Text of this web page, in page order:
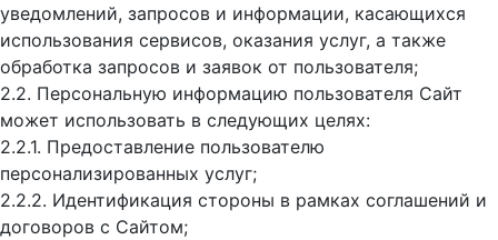
уведомлений, запросов и информации, касающихся
использования сервисов, оказания услуг, а также
обработка запросов и заявок от пользователя;
2.2. Персональную информацию пользователя Сайт
может использовать в следующих целях:
2.2.1. Предоставление пользователю
персонализированных услуг;
2.2.2. Идентификация стороны в рамках соглашений и
договоров с Сайтом;